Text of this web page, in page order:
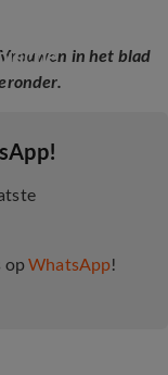
in het blad
opWhatsApp!